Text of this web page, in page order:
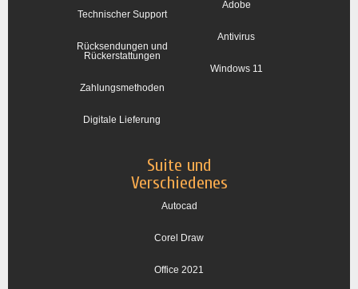
Technischer Support
Rücksendungen und
Rückerstattungen
Zahlungsmethoden
Digitale Lieferung
Adobe
Antivirus
Windows 11
Suite und
Verschiedenes
Autocad
Corel Draw
Office 2021